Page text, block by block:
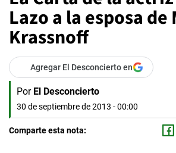
Lazo a la esposa de
Krassnoff
Agregar El Desconcierto en
Por El Desconcierto
30 de septiembre de 2013 - 00:00
Comparte esta nota: